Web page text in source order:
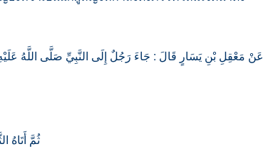
عَنْ مَعْقِلِ بْنِ يَسَارٍ قَالَ : جَاءَ رَجُلٌ إِلَى النَّبِيِّ صَلَّى اللَّهُ
ثُمَّ أَتَاهُ الثَّالِثَةَ فَقَالَ : ( تَزَوَّجُوا الْوَدُودَ الْوَلُودَ فَإِنِّي مُكَاثِرٌ بِكُمْ الْأُمَمَ )